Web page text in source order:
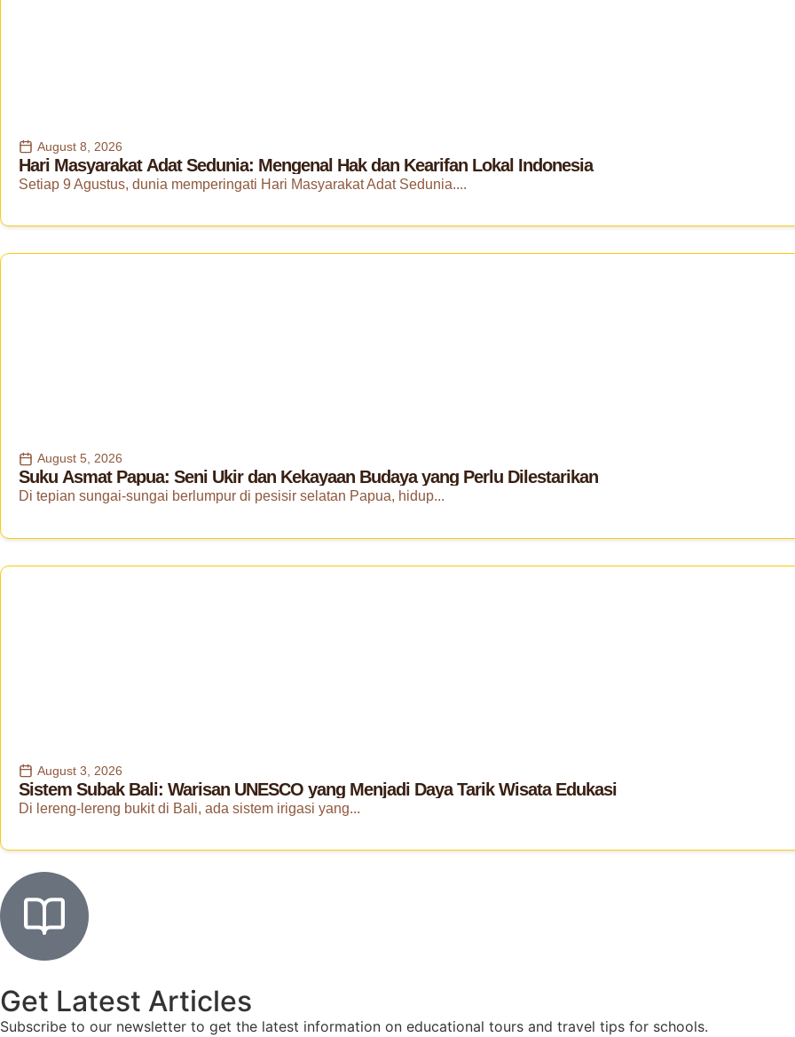
August 8, 2026
Hari Masyarakat Adat Sedunia: Mengenal Hak dan Kearifan Lokal Indonesia
Setiap 9 Agustus, dunia memperingati Hari Masyarakat Adat Sedunia....
August 5, 2026
Suku Asmat Papua: Seni Ukir dan Kekayaan Budaya yang Perlu Dilestarikan
Di tepian sungai-sungai berlumpur di pesisir selatan Papua, hidup...
August 3, 2026
Sistem Subak Bali: Warisan UNESCO yang Menjadi Daya Tarik Wisata Edukasi
Di lereng-lereng bukit di Bali, ada sistem irigasi yang...
Get Latest Articles
Subscribe to our newsletter to get the latest information on educational tours and travel tips for schools.